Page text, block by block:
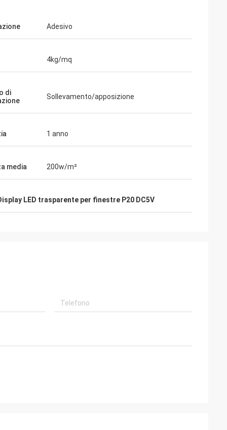
Adesivo
4kg/mq
di
Sollevamento/apposizione
1 anno
media 200w/m²
LED trasparente per finestre P20 DC5V